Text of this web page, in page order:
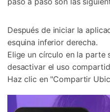
Después de iniciar la
esquina inferior derecha.
Elige un círculo en la parte
desactivar el uso
Haz clic en "Compartir